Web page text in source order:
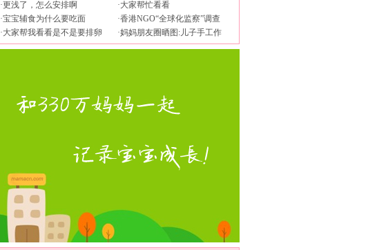
·更浅了，怎么安排啊
·宝宝辅食为什么要吃面
·大家帮我看看是不是要排卵
·大家帮忙看看
·香港NGO“全球化监察”调查
·妈妈朋友圈晒图:儿子手工作